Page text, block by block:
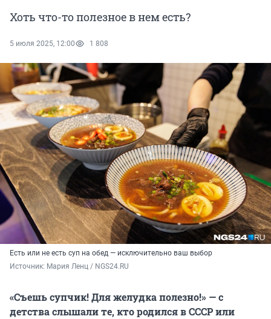
Хоть что-то полезное в нем есть?
5 июля 2025, 12:00 1 808
Есть или не есть суп на обед — исключительно ваш выбор
Источник: Мария Ленц / NGS24.RU
«Съешь супчик! Для желудка полезно!» — с
детства слышали те, кто родился в СССР или